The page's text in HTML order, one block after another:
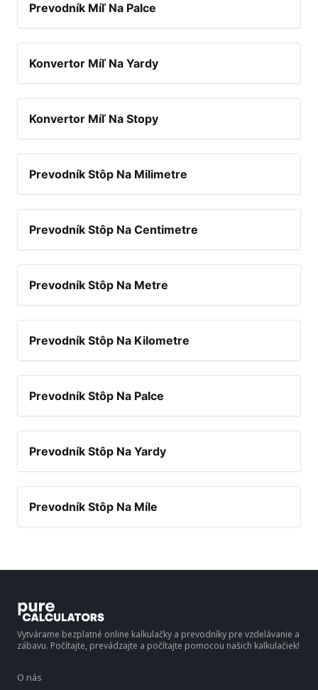
Prevodník Míľ Na Palce
Konvertor Míľ Na Yardy
Konvertor Míľ Na Stopy
Prevodník Stôp Na Milimetre
Prevodník Stôp Na Centimetre
Prevodník Stôp Na Metre
Prevodník Stôp Na Kilometre
Prevodník Stôp Na Palce
Prevodník Stôp Na Yardy
Prevodník Stôp Na Míle
Vytvárame bezplatné online kalkulačky a prevodníky pre vzdelávanie a
zábavu. Počítajte, prevádzajte a počítajte pomocou našich kalkulačiek!
O nás